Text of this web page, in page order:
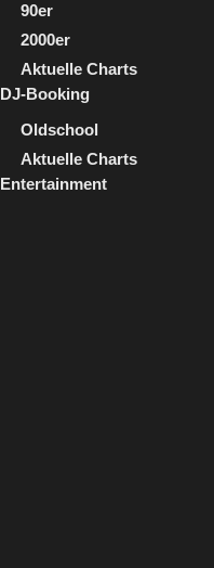
90er
2000er
Aktuelle Charts
DJ-Booking
Oldschool
Aktuelle Charts
Entertainment